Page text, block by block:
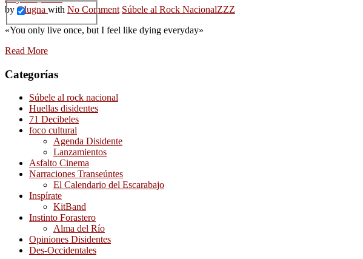
by Olugna with No Comment Súbele al Rock NacionalZZZ
«You only live once, but I feel like dying everyday»
Read More
Categorías
Súbele al rock nacional
Huellas disidentes
71 Decibeles
foco cultural
Agenda Disidente
Lanzamientos
Asfalto Cinema
Narraciones Transeúntes
El Calendario del Escarabajo
Inspírate
KitBand
Instinto Forastero
Alma del Río
Opiniones Disidentes
Des-Occidentales